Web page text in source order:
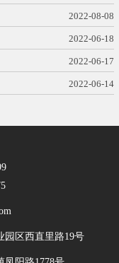
2022-08-08
2022-06-18
2022-06-17
2022-06-14
园区西直里路19号